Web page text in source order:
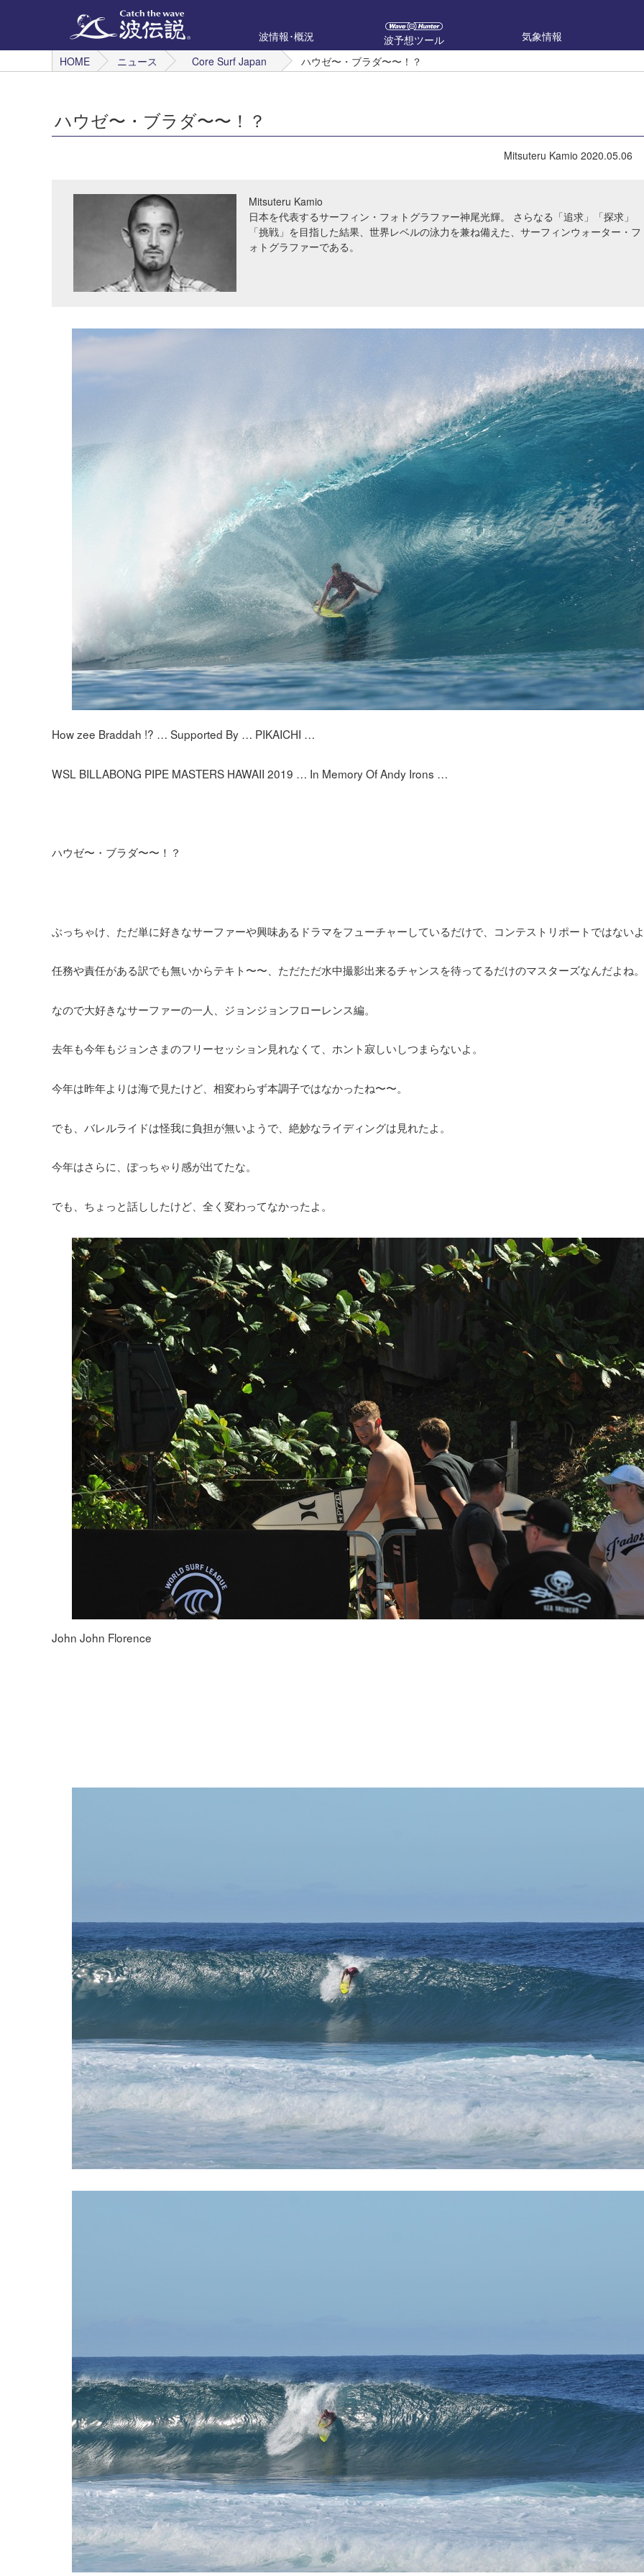
波情報･概況 波予想ツール
気象情報
HOME
ニュース Core Surf Japan ハウゼ〜・ブラダ〜〜！？
ハウゼ〜・ブラダ〜〜！？
Mitsuteru Kamio 2020.05.06
Mitsuteru Kamio
日本を代表するサーフィン・フォトグラファー神尾光輝。 さらなる「追求」「探求」
「挑戦」を目指した結果、世界レベルの泳力を兼ね備えた、サーフィンウォーター・フ
ォトグラファーである。
How zee Braddah !? … Supported By … PIKAICHI …
WSL BILLABONG PIPE MASTERS HAWAII 2019 … In Memory Of Andy Irons …
ハウゼ〜・ブラダ〜〜！？
ぶっちゃけ、ただ単に好きなサーファーや興味あるドラマをフューチャーしているだけで、コンテストリポートではない
任務や責任がある訳でも無いからテキト〜〜、ただただ水中撮影出来るチャンスを待ってるだけのマスターズなんだよね。
なので大好きなサーファーの一人、ジョンジョンフローレンス編。
去年も今年もジョンさまのフリーセッション見れなくて、ホント寂しいしつまらないよ。
今年は昨年よりは海で見たけど、相変わらず本調子ではなかったね〜〜。
でも、バレルライドは怪我に負担が無いようで、絶妙なライディングは見れたよ。
今年はさらに、ぽっちゃり感が出てたな。
でも、ちょっと話ししたけど、全く変わってなかったよ。
John John Florence